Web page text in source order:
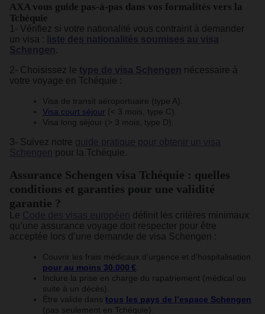
AXA vous guide pas-à-pas dans vos formalités vers la
Tchéquie
1- Vérifiez si votre nationalité vous contraint à demander
un visa :
liste des nationalités soumises au visa
Schengen .
2- Choisissez le type de visa Schengen nécessaire à
votre voyage en Tchéquie :
Visa de transit aéroportuaire (type A).
Visa court séjour (< 3 mois, type C).
Visa long séjour (> 3 mois, type D).
3- Suivez notre guide pratique pour obtenir un visa
Schengen
pour la Tchéquie.
Assurance Schengen visa Tchéquie : quelles
conditions et garanties pour une validité
garantie ?
Le Code des visas européen
définit les critères minimaux
qu’une assurance voyage doit respecter pour être
acceptée lors d’une demande de visa Schengen :
Couvrir les frais médicaux d’urgence et d’hospitalisation
pour au moins 30.000 €
Inclure la prise en charge du rapatriement (médical ou
suite à un décès).
Être valide dans tous les pays de l’espace Schengen
(pas seulement en Tchéquie).